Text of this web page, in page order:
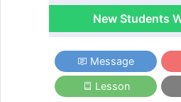
New Students
Message
Lesson